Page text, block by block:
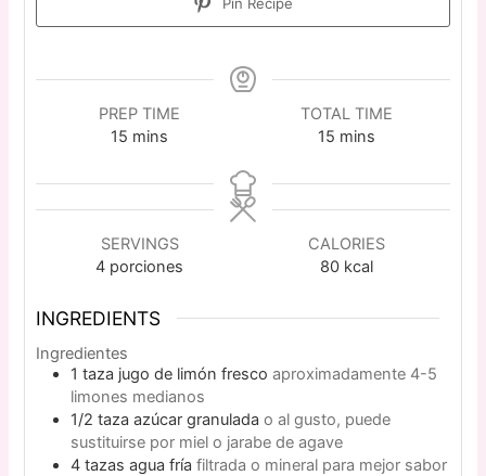
PREP TIME
15 mins
TOTAL TIME
15 mins
SERVINGS
4 porciones
CALORIES
80 kcal
INGREDIENTS
Ingredientes
1 taza jugo de limón fresco aproximadamente 4-5
limones medianos
1/2 taza azúcar granulada o al gusto, puede
sustituirse por miel o jarabe de agave
4 tazas agua fría filtrada o mineral para mejor sabor